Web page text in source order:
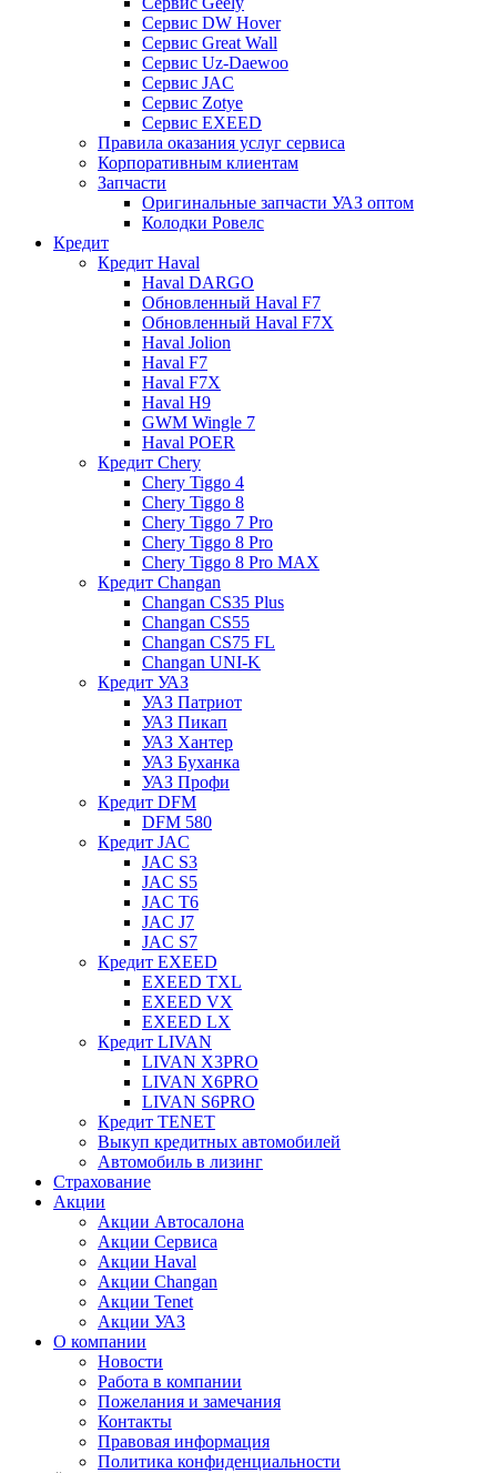
Сервис DW Hover
Сервис Great Wall
Сервис Uz-Daewoo
Сервис JAC
Сервис Zotye
Сервис EXEED
Правила оказания услуг сервиса
Корпоративным клиентам
Запчасти
Оригинальные запчасти УАЗ оптом
Колодки Ровелс
Кредит
Кредит Haval
Haval DARGO
Обновленный Haval F7
Обновленный Haval F7X
Haval Jolion
Haval F7
Haval F7X
Haval H9
GWM Wingle 7
Haval POER
Кредит Chery
Chery Tiggo 4
Chery Tiggo 8
Chery Tiggo 7 Pro
Chery Tiggo 8 Pro
Chery Tiggo 8 Pro MAX
Кредит Changan
Changan CS35 Plus
Changan CS55
Changan CS75 FL
Changan UNI-K
Кредит УАЗ
УАЗ Патриот
УАЗ Пикап
УАЗ Хантер
УАЗ Буханка
УАЗ Профи
Кредит DFM
DFM 580
Кредит JAC
JAC S3
JAC S5
JAC T6
JAC J7
JAC S7
Кредит EXEED
EXEED TXL
EXEED VX
EXEED LX
Кредит LIVAN
LIVAN X3PRO
LIVAN X6PRO
LIVAN S6PRO
Кредит TENET
Выкуп кредитных автомобилей
Автомобиль в лизинг
Страхование
Акции
Акции Автосалона
Акции Сервиса
Акции Haval
Акции Changan
Акции Tenet
Акции УАЗ
О компании
Новости
Работа в компании
Пожелания и замечания
Контакты
Правовая информация
Политика конфиденциальности